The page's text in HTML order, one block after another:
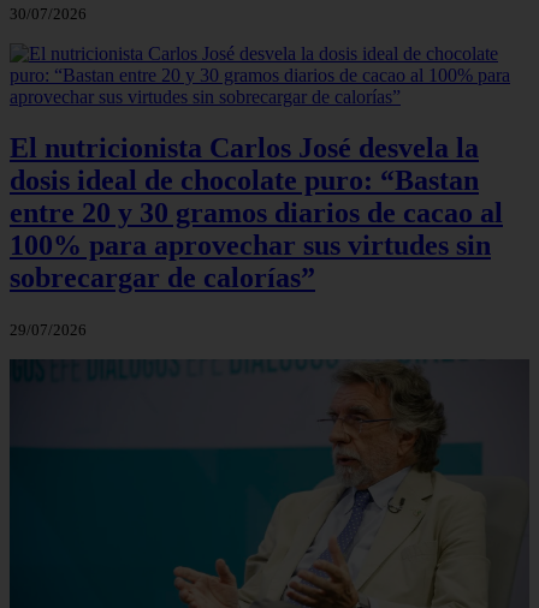
30/07/2026
El nutricionista Carlos José desvela la
dosis ideal de chocolate puro: “Bastan
entre 20 y 30 gramos diarios de cacao al
100% para aprovechar sus virtudes sin
sobrecargar de calorías”
29/07/2026